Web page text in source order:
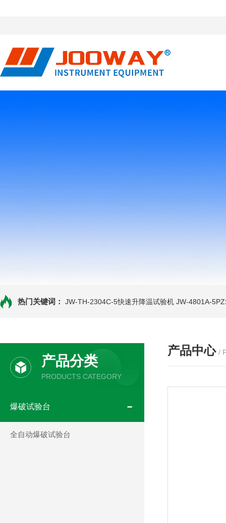
热门关键词： JW-TH-2304C-5快速升降温试验机 JW-4801A-
产品分类
PRODUCTS CATEGORY
爆破试验台
全自动爆破试验台
产品中心 /